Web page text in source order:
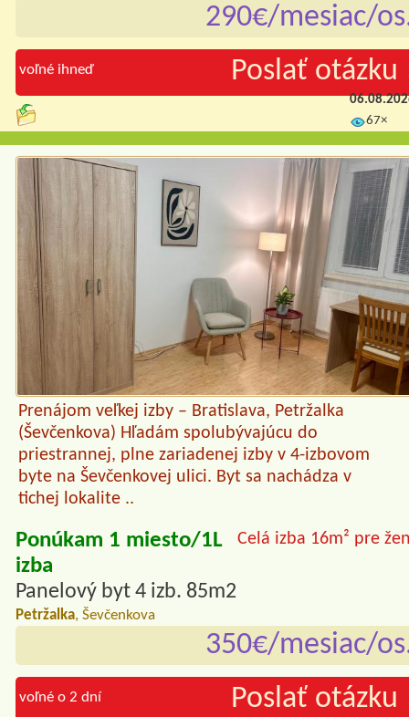
290€/mesiac/
voľné ihneď Poslať otázku
67×
Prenájom veľkej izby – Bratislava, Petržalka
(Ševčenkova) Hľadám spolubývajúcu do
priestrannej, plne zariadenej izby v 4-izbovom
byte na Ševčenkovej ulici. Byt sa nachádza v
tichej lokalite ..
Celá izba 16m² pre
Ponúkam 1 miesto/1L
izba
Panelový byt 4 izb. 85m2
Petržalka, Ševčenkova
350€/mesiac/
voľné o 2 dní Poslať otázku